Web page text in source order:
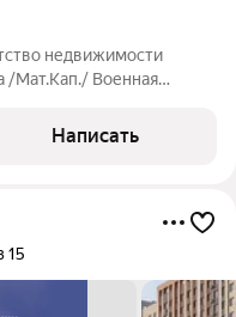
недвижимости
/Мат.Кап./ Военная
балкон,
Написать
15